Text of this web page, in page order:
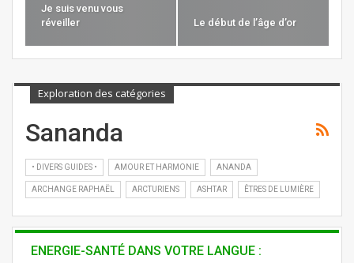
Je suis venu vous
réveiller
Le début de l’âge d’or
Exploration des catégories
Sananda
• DIVERS GUIDES • AMOUR ET HARMONIE ANANDA
ARCHANGE RAPHAËL ARCTURIENS ASHTAR ÊTRES DE LUMIÈRE
ENERGIE-SANTÉ DANS VOTRE LANGUE :